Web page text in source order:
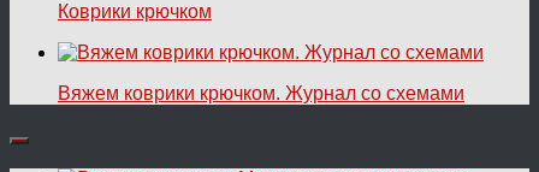
Коврики крючком
Вяжем коврики крючком. Журнал со схемами